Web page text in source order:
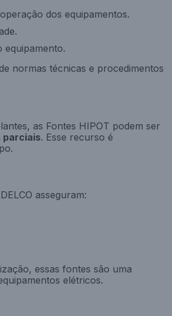
dos equipamentos.
equipamento.
normas técnicas e procedimentos
as Fontes HIPOT podem ser
parciais. Esse recurso é
asseguram:
essas fontes são uma
elétricos.